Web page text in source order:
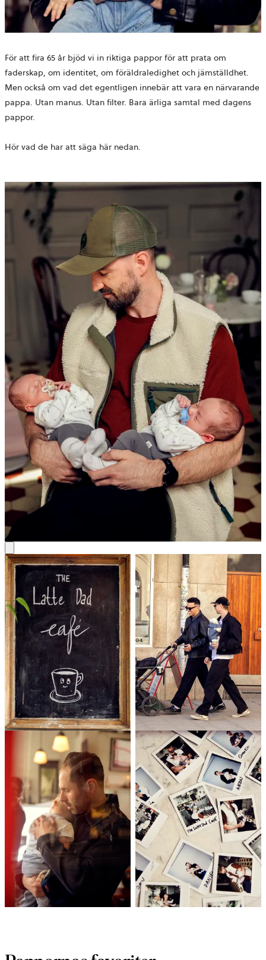
För att fira 65 år bjöd vi in riktiga pappor för att prata om
faderskap, om identitet, om föräldraledighet och jämställdhet.
Men också om vad det egentligen innebär att vara en närvarande
pappa. Utan manus. Utan filter. Bara ärliga samtal med dagens
pappor.
Hör vad de har att säga här nedan.